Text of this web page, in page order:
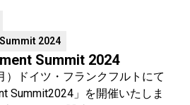
2024
Summit 2024
）ドイツ・フランクフルトにて
Summit2024」を開催いたしま